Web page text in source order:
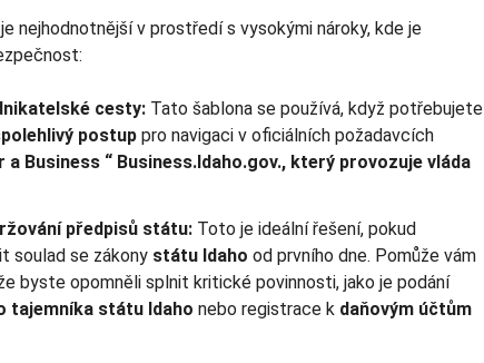
nejhodnotnější v prostředí s vysokými nároky, kde je
cesty: Tato šablona se používá, když potřebujete
postup pro navigaci v oficiálních požadavcích
a Business “ Business.Idaho.gov., který provozuje vláda
předpisů státu: Toto je ideální řešení, pokud
soulad se zákony státu Idaho od prvního dne. Pomůže vám
byste opomněli splnit kritické povinnosti, jako je podání
tajemníka státu Idaho nebo registrace k daňovým účtům